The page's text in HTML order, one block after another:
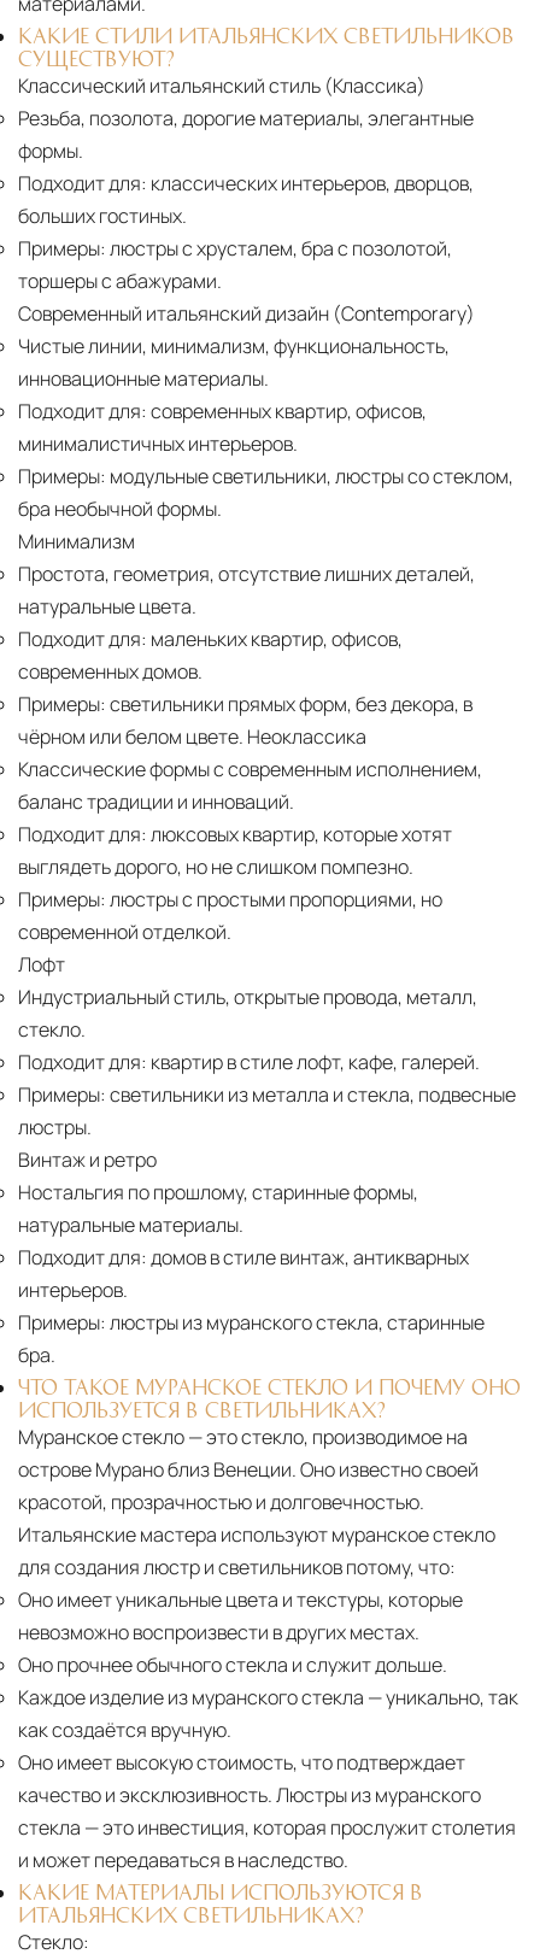
КАКИЕ СТИЛИ ИТАЛЬЯНСКИХ СВЕТИЛЬНИКОВ
СУЩЕСТВУЮТ?
Классический итальянский стиль (Классика)
Резьба, позолота, дорогие материалы, элегантные
формы.
Подходит для: классических интерьеров, дворцов,
больших гостиных.
Примеры: люстры с хрусталем, бра с позолотой,
торшеры с абажурами.
Современный итальянский дизайн (Contemporary)
Чистые линии, минимализм, функциональность,
инновационные материалы.
Подходит для: современных квартир, офисов,
минималистичных интерьеров.
Примеры: модульные светильники, люстры со стеклом,
бра необычной формы.
Минимализм
Простота, геометрия, отсутствие лишних деталей,
натуральные цвета.
Подходит для: маленьких квартир, офисов,
современных домов.
Примеры: светильники прямых форм, без декора, в
чёрном или белом цвете. Неоклассика
Классические формы с современным исполнением,
баланс традиции и инноваций.
Подходит для: люксовых квартир, которые хотят
выглядеть дорого, но не слишком помпезно.
Примеры: люстры с простыми пропорциями, но
современной отделкой.
Лофт
Индустриальный стиль, открытые провода, металл,
стекло.
Подходит для: квартир в стиле лофт, кафе, галерей.
Примеры: светильники из металла и стекла, подвесные
люстры.
Винтаж и ретро
Ностальгия по прошлому, старинные формы,
натуральные материалы.
Подходит для: домов в стиле винтаж, антикварных
интерьеров.
Примеры: люстры из муранского стекла, старинные
бра.
ЧТО ТАКОЕ МУРАНСКОЕ СТЕКЛО И ПОЧЕМУ ОНО
ИСПОЛЬЗУЕТСЯ В СВЕТИЛЬНИКАХ?
Муранское стекло — это стекло, производимое на
острове Мурано близ Венеции. Оно известно своей
красотой, прозрачностью и долговечностью.
Итальянские мастера используют муранское стекло
для создания люстр и светильников потому, что:
Оно имеет уникальные цвета и текстуры, которые
невозможно воспроизвести в других местах.
Оно прочнее обычного стекла и служит дольше.
Каждое изделие из муранского стекла — уникально, так
как создаётся вручную.
Оно имеет высокую стоимость, что подтверждает
качество и эксклюзивность. Люстры из муранского
стекла — это инвестиция, которая прослужит столетия
и может передаваться в наследство.
КАКИЕ МАТЕРИАЛЫ ИСПОЛЬЗУЮТСЯ В
ИТАЛЬЯНСКИХ СВЕТИЛЬНИКАХ?
Стекло: